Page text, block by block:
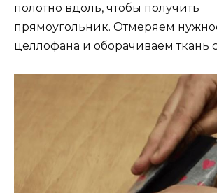
полотно вдоль, чтобы получить
прямоугольник. Отмеряем
целлофана и оборачиваем ткань